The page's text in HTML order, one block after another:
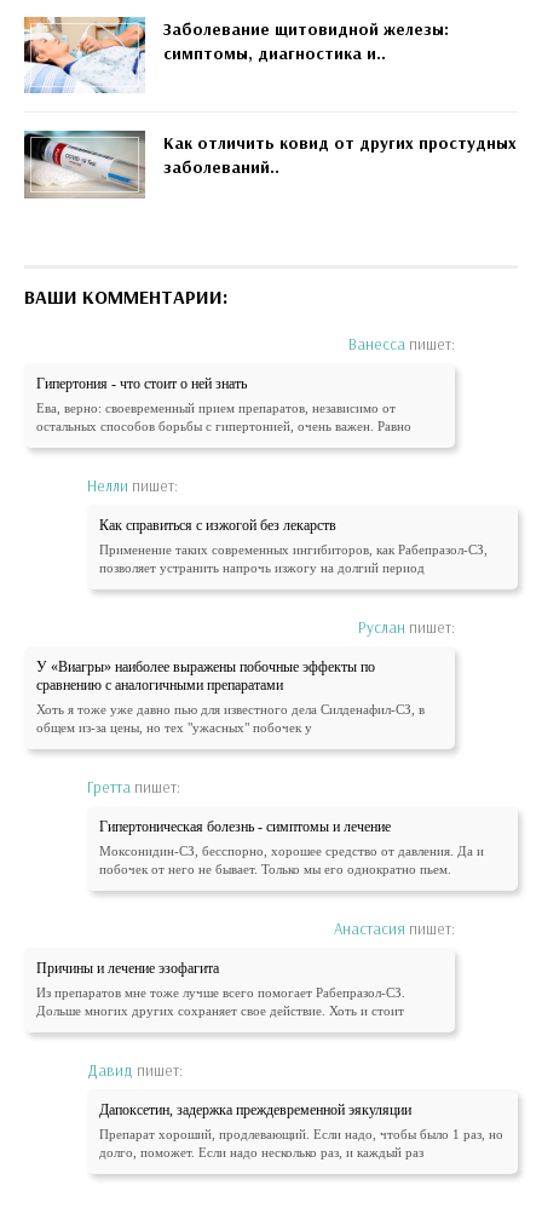
Заболевание щитовидной железы:
симптомы, диагностика и..
Как отличить ковид от других простудных
заболеваний..
ВАШИ КОММЕНТАРИИ:
Ванесса пишет:
Гипертония - что стоит о ней знать
Ева, верно: своевременный прием препаратов, независимо от
остальных способов борьбы с гипертонией, очень важен. Равно
Нелли пишет:
Как справиться с изжогой без лекарств
Применение таких современных ингибиторов, как Рабепразол-СЗ,
позволяет устранить напрочь изжогу на долгий период
Руслан пишет:
У «Виагры» наиболее выражены побочные эффекты по
сравнению с аналогичными препаратами
Хоть я тоже уже давно пью для известного дела Силденафил-СЗ, в
общем из-за цены, но тех "ужасных" побочек у
Гретта пишет:
Гипертоническая болезнь - симптомы и лечение
Моксонидин-СЗ, бесспорно, хорошее средство от давления. Да и
побочек от него не бывает. Только мы его однократно пьем.
Анастасия пишет:
Причины и лечение эзофагита
Из препаратов мне тоже лучше всего помогает Рабепразол-СЗ.
Дольше многих других сохраняет свое действие. Хоть и стоит
Давид пишет:
Дапоксетин, задержка преждевременной эякуляции
Препарат хороший, продлевающий. Если надо, чтобы было 1 раз, но
долго, поможет. Если надо несколько раз, и каждый раз